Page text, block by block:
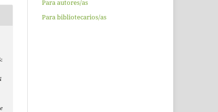
Para autores/as
Para bibliotecarios/as